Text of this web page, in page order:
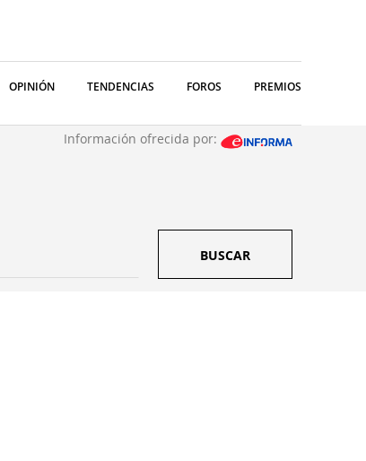
OPINIÓN TENDENCIAS FOROS PREMIOS
Información ofrecida por:
BUSCAR